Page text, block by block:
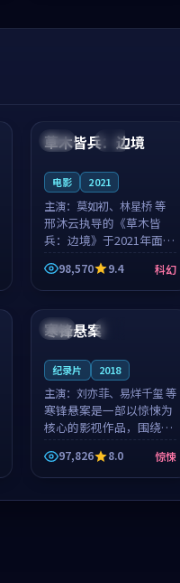
泰国 独播
99:44
草木皆兵：边境
电影 2021
主演： 莫如初、林星桥 等
邢沐云执导的《草木皆
兵：边境》于2021年面
世，泰国的城市气质与校
园青春的人物心境共同构
筑了影片基调。莫如初、
整部科幻电影...
98,570 9.4 科幻
日本
99:31
寒锋悬案
纪录片 2018
主演： 刘亦菲、易烊千玺 等
寒锋悬案是一部以惊悚为
核心的影视作品，围绕危
机、反转与人物成长展
开，整体节奏紧凑，值得
推荐观看。
97,826 8.0 惊悚